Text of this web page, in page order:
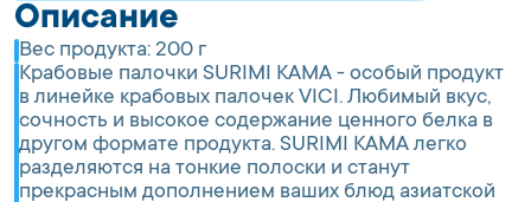
Описание
Вес продукта: 200 г
Крабовые палочки SURIMI KAMA - особый продукт
в линейке крабовых палочек VICI. Любимый вкус,
сочность и высокое содержание ценного белка в
другом формате продукта. SURIMI KAMA легко
разделяются на тонкие полоски и станут
прекрасным дополнением ваших блюд азиатской